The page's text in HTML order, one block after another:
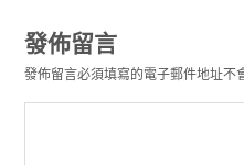
發佈留言
發佈留言必須填寫的電子郵件地址不